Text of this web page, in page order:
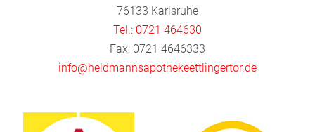
76133 Karlsruhe
Tel.: 0721 464630
Fax: 0721 4646333
info@heldmannsapothekeettlingertor.de